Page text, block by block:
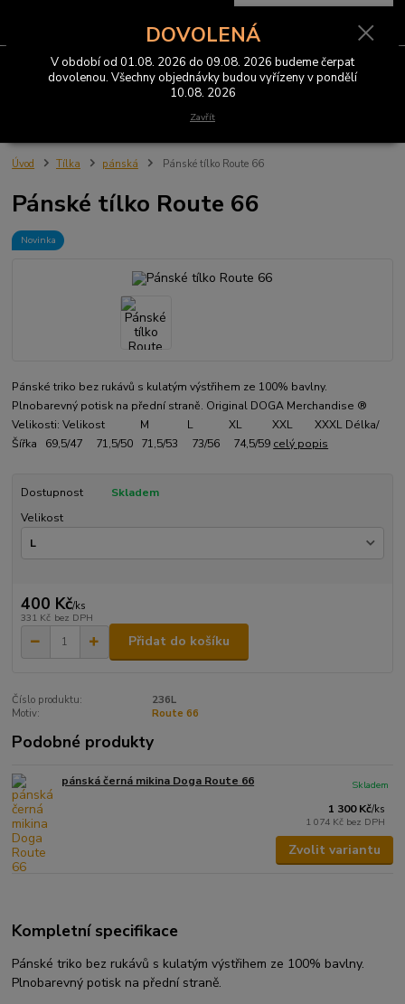
Menu
0 Kč
Úvod Tílka pánská Pánské tílko Route 66
Pánské tílko Route 66
Novinka
Pánské triko bez rukávů s kulatým výstřihem ze 100% bavlny.
Plnobarevný potisk na přední straně. Original DOGA Merchandise ®
Velikosti: Velikost M L XL XXL XXXL Délka/
Šířka 69,5/47 71,5/50 71,5/53 73/56 74,5/59 celý popis
Dostupnost
Skladem
Velikost
400 Kč/ks
331 Kč bez DPH
Přidat do košíku
Číslo produktu:
236L
Motiv:
Route 66
Podobné produkty
pánská černá mikina Doga Route 66
1 300 Kč/ks
1 074 Kč bez DPH
Skladem
Zvolit variantu
Kompletní specifikace
Pánské triko bez rukávů s kulatým výstřihem ze 100% bavlny.
Plnobarevný potisk na přední straně.
DOVOLENÁ
V období od 01.08. 2026 do 09.08. 2026 budeme čerpat
dovolenou. Všechny objednávky budou vyřízeny v pondělí
10.08. 2026
Zavřít